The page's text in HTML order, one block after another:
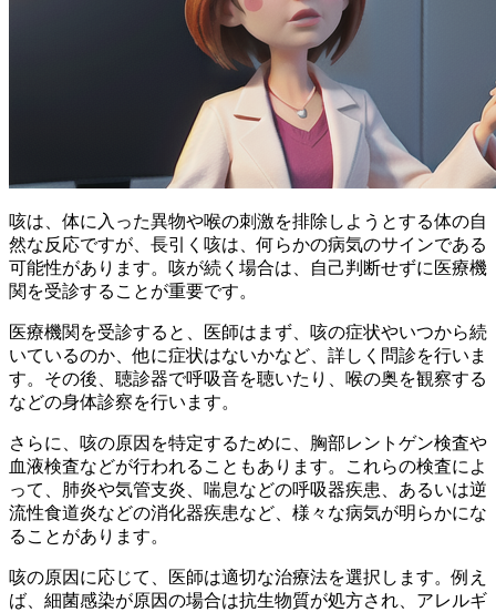
咳は、体に入った異物や喉の刺激を排除しようとする体の自
然な反応ですが、 長引く咳は、何らかの病気のサインである
可能性があります。咳が続く場合は、自己判断せずに医療機
関を受診することが重要です。
医療機関を受診すると、医師はまず、咳の症状やいつから続
いているのか、他に症状はないかなど、詳しく問診を行いま
す。その後、聴診器で呼吸音を聴いたり、喉の奥を観察する
などの身体診察を行います。
さらに、咳の原因を特定するために、胸部レントゲン検査や
血液検査などが行われることもあります。これらの検査によ
って、肺炎や気管支炎、喘息などの呼吸器疾患、あるいは逆
流性食道炎などの消化器疾患など、様々な病気が明らかにな
ることがあります。
咳の原因に応じて、医師は適切な治療法を選択します。例え
ば、細菌感染が原因の場合は抗生物質が処方され、アレルギ